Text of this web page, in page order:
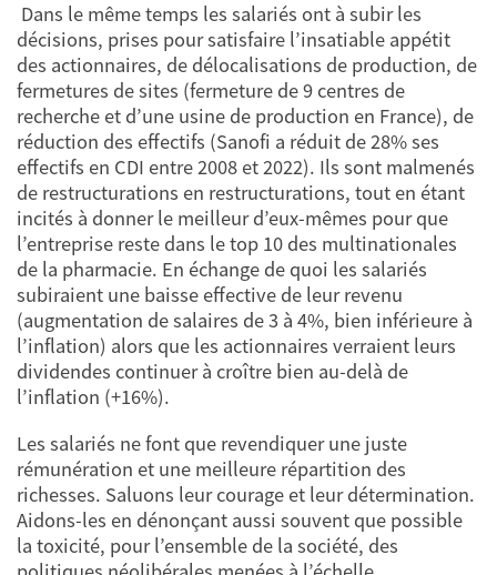
Dans le même temps les salariés ont à subir les
décisions, prises pour satisfaire l’insatiable appétit
des actionnaires, de délocalisations de production, de
fermetures de sites (fermeture de 9 centres de
recherche et d’une usine de production en France), de
réduction des effectifs (Sanofi a réduit de 28% ses
effectifs en CDI entre 2008 et 2022). Ils sont malmenés
de restructurations en restructurations, tout en étant
incités à donner le meilleur d’eux-mêmes pour que
l’entreprise reste dans le top 10 des multinationales
de la pharmacie. En échange de quoi les salariés
subiraient une baisse effective de leur revenu
(augmentation de salaires de 3 à 4%, bien inférieure à
l’inflation) alors que les actionnaires verraient leurs
dividendes continuer à croître bien au-delà de
l’inflation (+16%).
Les salariés ne font que revendiquer une juste
rémunération et une meilleure répartition des
richesses. Saluons leur courage et leur détermination.
Aidons-les en dénonçant aussi souvent que possible
la toxicité, pour l’ensemble de la société, des